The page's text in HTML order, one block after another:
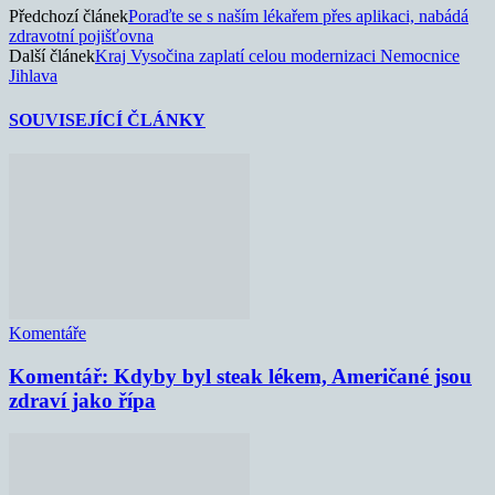
Předchozí článekPoraďte se s naším lékařem přes aplikaci, nabádá
zdravotní pojišťovna
Další článekKraj Vysočina zaplatí celou modernizaci Nemocnice
Jihlava
SOUVISEJÍCÍ ČLÁNKY
Komentáře
Komentář: Kdyby byl steak lékem, Američané jsou
zdraví jako řípa